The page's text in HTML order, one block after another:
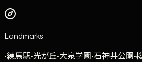
Landmarks
·練馬駅·光が丘·大泉学園·石神井公園·